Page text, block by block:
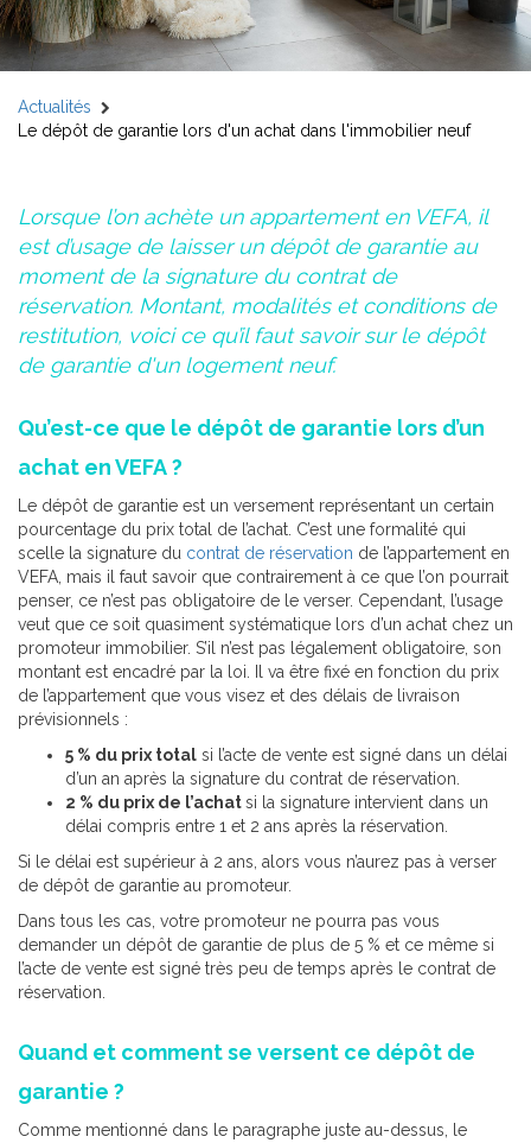
Actualités
Le dépôt de garantie lors d'un achat dans l'immobilier neuf
Lorsque l’on achète un appartement en VEFA, il
est d’usage de laisser un dépôt de garantie au
moment de la signature du contrat de
réservation. Montant, modalités et conditions de
restitution, voici ce qu’il faut savoir sur le dépôt
de garantie d'un logement neuf.
Qu’est-ce que le dépôt de garantie lors d’un
achat en VEFA ?
Le dépôt de garantie est un versement représentant un certain
pourcentage du prix total de l’achat. C’est une formalité qui
scelle la signature du contrat de réservation de l’appartement en
VEFA, mais il faut savoir que contrairement à ce que l’on pourrait
penser, ce n’est pas obligatoire de le verser. Cependant, l’usage
veut que ce soit quasiment systématique lors d’un achat chez un
promoteur immobilier. S’il n’est pas légalement obligatoire, son
montant est encadré par la loi. Il va être fixé en fonction du prix
de l’appartement que vous visez et des délais de livraison
prévisionnels :
5 % du prix total si l’acte de vente est signé dans un délai
d’un an après la signature du contrat de réservation.
2 % du prix de l’achatsi la signature intervient dans un
délai compris entre 1 et 2 ans après la réservation.
Si le délai est supérieur à 2 ans, alors vous n’aurez pas à verser
de dépôt de garantie au promoteur.
Dans tous les cas, votre promoteur ne pourra pas vous
demander un dépôt de garantie de plus de 5 % et ce même si
l’acte de vente est signé très peu de temps après le contrat de
réservation.
Quand et comment se versent ce dépôt de
garantie ?
Comme mentionné dans le paragraphe juste au-dessus, le